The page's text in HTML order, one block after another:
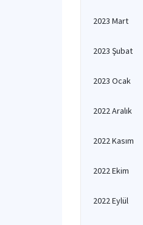
2023 Mart
2023 Şubat
2023 Ocak
2022 Aralık
2022 Kasım
2022 Ekim
2022 Eylül